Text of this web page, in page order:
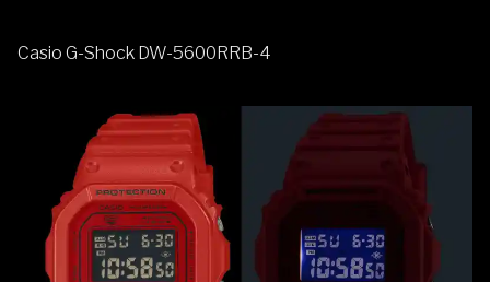
Casio G-Shock DW-5600RRB-4